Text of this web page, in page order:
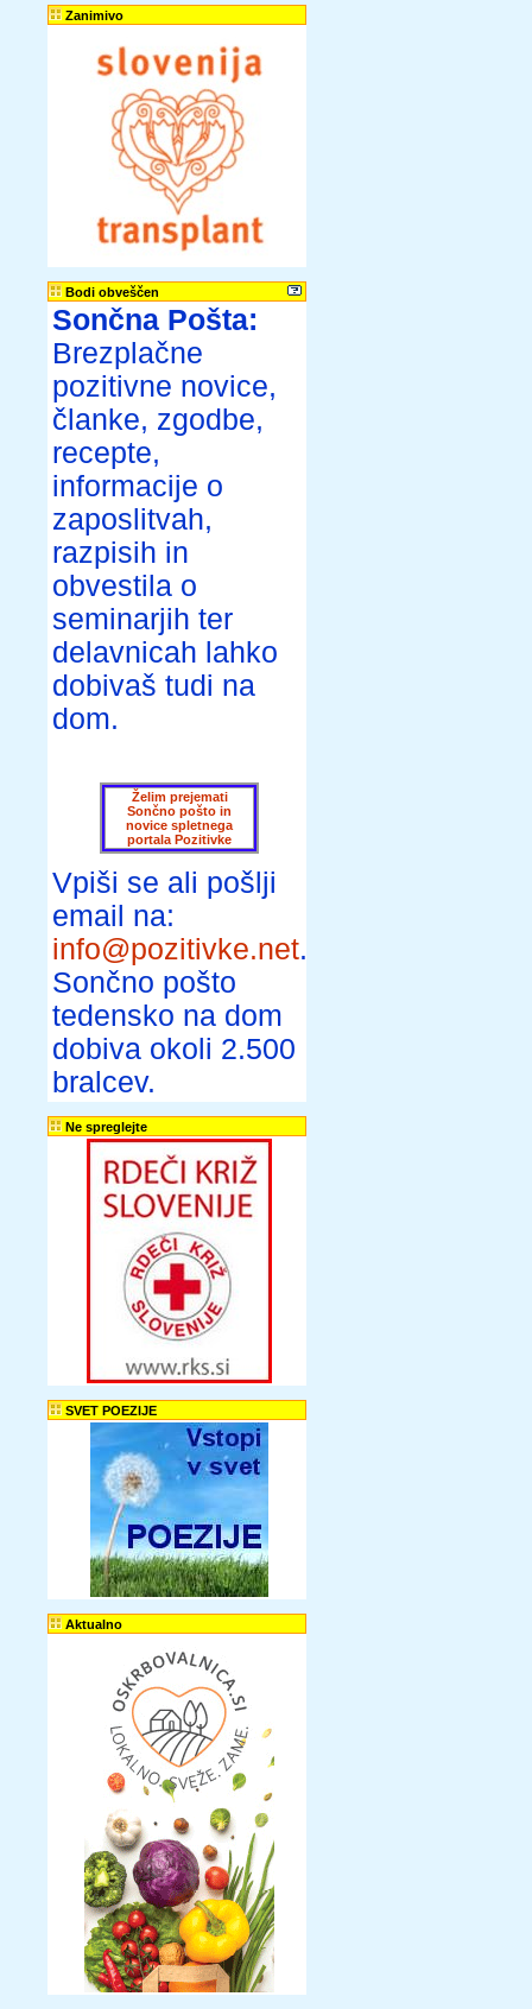
Zanimivo
Bodi obveščen
Sončna Pošta:
Brezplačne
pozitivne novice,
članke, zgodbe,
recepte,
informacije o
zaposlitvah,
razpisih in
obvestila o
seminarjih ter
delavnicah lahko
dobivaš tudi na
dom.
Želim prejemati
Sončno pošto in
novice spletnega
portala Pozitivke
Vpiši se ali pošlji
email na:
info@pozitivke.net.
Sončno pošto
tedensko na dom
dobiva okoli 2.500
bralcev.
Ne spreglejte
SVET POEZIJE
Aktualno